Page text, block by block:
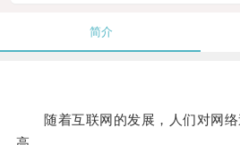
简介
随着互联网的发展，人们对网络